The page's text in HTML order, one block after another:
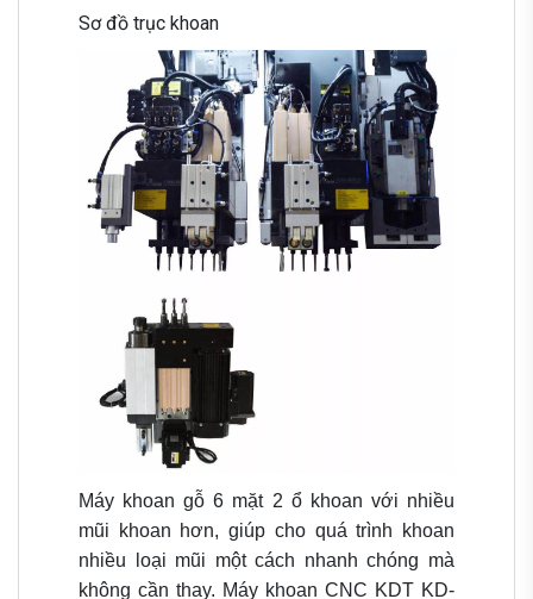
Sơ đồ trục khoan
Máy khoan gỗ 6 mặt 2 ổ khoan với nhiều
mũi khoan hơn, giúp cho quá trình khoan
nhiều loại mũi một cách nhanh chóng mà
không cần thay. Máy khoan CNC KDT KD-